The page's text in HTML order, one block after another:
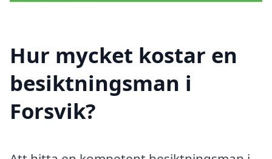
Hur mycket kostar en
besiktningsman i
Forsvik?